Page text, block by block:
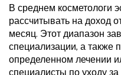
В среднем косметологи
рассчитывать на доход
месяц. Этот диапазон
специализации, а также
определенном лечении